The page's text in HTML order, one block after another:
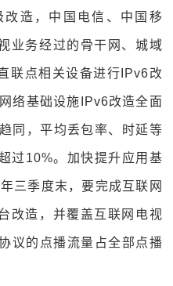
造，中国电信、中国移
业务经过的骨干网、城域
联点相关设备进行IPv6改
络基础设施IPv6改造全面
同，平均丢包率、时延等
过10%。加快提升应用基
三季度末，要完成互联网
改造，并覆盖互联网电视
议的点播流量占全部点播